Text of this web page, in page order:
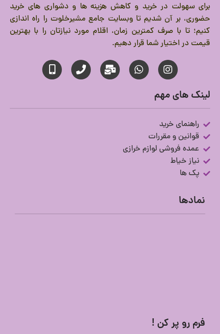
برای سهولت در خرید و کاهش هزینه ها و دشواری های خرید
حضوری، بر آن شدیم تا وبسایت جامع مشیرخلوت را راه اندازی
کنیم؛ تا با صرف کمترین زمان، اقلام مورد نیازتان را با بهترین
قیمت در اختیار شما قرار دهیم.
لینک های مهم
راهنمای خرید
قوانین و مقررات
عمده فروشی لوازم خرازی
نیاز خیاط
پک ها
نمادها
فرم رو پر کن !